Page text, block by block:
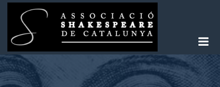
Skip
Associació Shakespeare de Catalunya